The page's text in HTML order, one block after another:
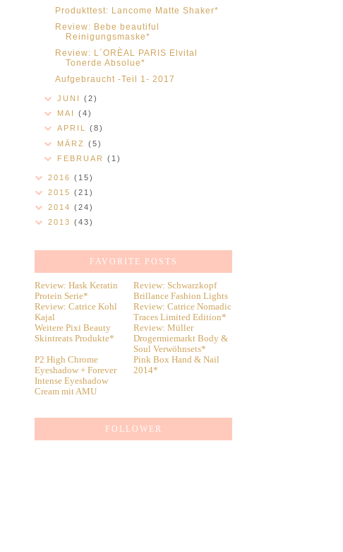
Produkttest: Lancome Matte Shaker*
Review: Bebe beautiful
Reinigungsmaske*
Review: L´ORÈAL PARIS Elvital
Tonerde Absolue*
Aufgebraucht -Teil 1- 2017
JUNI(2)
MAI(4)
APRIL(8)
MÄRZ(5)
FEBRUAR(1)
2016 (15)
2015 (21)
2014 (24)
2013 (43)
FAVORITE POSTS
Review: Hask Keratin
Protein Serie*
Review: Schwarzkopf
Brillance Fashion Lights
Review: Catrice Kohl
Kajal
Review: Catrice Nomadic
Traces Limited Edition*
Weitere Pixi Beauty
Skintreats Produkte*
Review: Müller
Drogermiemarkt Body &
Soul Verwöhnsets*
P2 High Chrome
Eyeshadow + Forever
Intense Eyeshadow
Cream mit AMU
Pink Box Hand & Nail
2014*
FOLLOWER